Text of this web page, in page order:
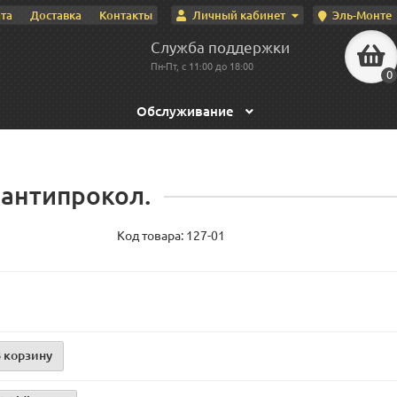
Эль-Монте
Личный кабинет
Доставка Контакты
Служба поддержки
Пн-Пт, с 11:00 до 18:00
0
Обслуживание
Код товара: 127-01
корзину